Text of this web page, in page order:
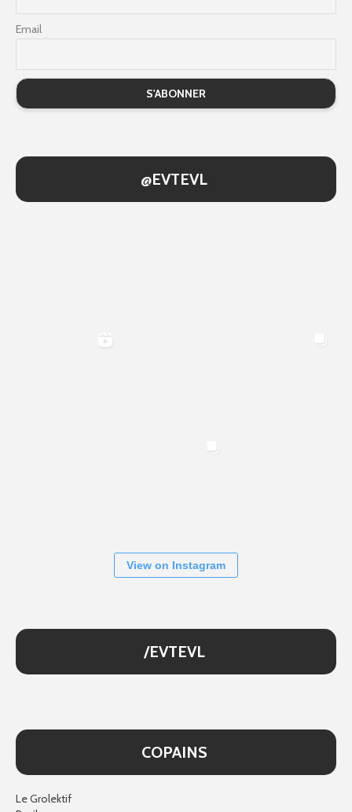
Email
@EVTEVL
View on Instagram
/EVTEVL
COPAINS
Le Grolektif